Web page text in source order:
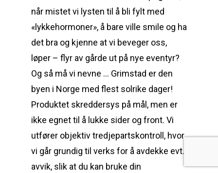
når mistet vi lysten til å bli fylt med
«lykkehormoner», å bare ville smile og ha
det bra og kjenne at vi beveger oss,
løper – flyr av gårde ut på nye eventyr?
Og så må vi nevne … Grimstad er den
byen i Norge med flest solrike dager!
Produktet skreddersys på mål, men er
ikke egnet til å lukke sider og front. Vi
utfører objektiv tredjepartskontroll, hvor
vi går grundig til verks for å avdekke evt.
avvik, slik at du kan bruke din